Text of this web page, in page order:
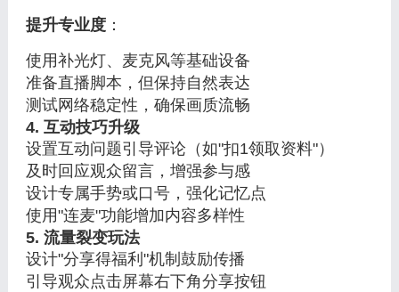
提升专业度：
使用补光灯、麦克风等基础设备
准备直播脚本，但保持自然表达
测试网络稳定性，确保画质流畅
4. 互动技巧升级
设置互动问题引导评论（如"扣1领取资料"）
及时回应观众留言，增强参与感
设计专属手势或口号，强化记忆点
使用"连麦"功能增加内容多样性
5. 流量裂变玩法
设计"分享得福利"机制鼓励传播
引导观众点击屏幕右下角分享按钮